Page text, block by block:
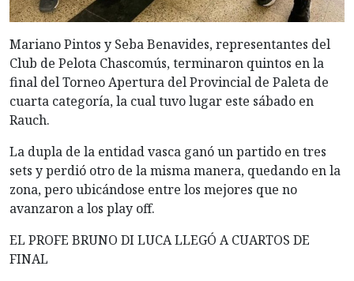
Mariano Pintos y Seba Benavides, representantes del
Club de Pelota Chascomús, terminaron quintos en la
final del Torneo Apertura del Provincial de Paleta de
cuarta categoría, la cual tuvo lugar este sábado en
Rauch.
La dupla de la entidad vasca ganó un partido en tres
sets y perdió otro de la misma manera, quedando en la
zona, pero ubicándose entre los mejores que no
avanzaron a los play off.
EL PROFE BRUNO DI LUCA LLEGÓ A CUARTOS DE
FINAL